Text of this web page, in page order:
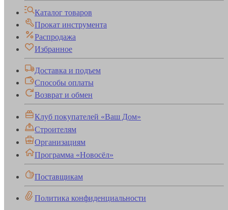
Каталог товаров
Прокат инструмента
Распродажа
Избранное
Доставка и подъем
Способы оплаты
Возврат и обмен
Клуб покупателей «Ваш Дом»
Строителям
Организациям
Программа «Новосёл»
Поставщикам
Политика конфиденциальности